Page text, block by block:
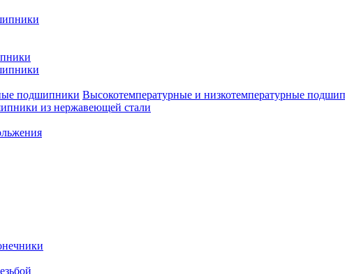
Высокотемпературные и низкотемпературные
из нержавеющей стали